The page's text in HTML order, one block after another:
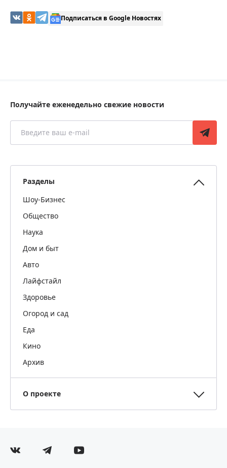
Подписаться в Google Новостях
Получайте еженедельно свежие новости
Разделы
Шоу-Бизнес
Общество
Наука
Дом и быт
Авто
Лайфстайл
Здоровье
Огород и сад
Еда
Кино
Архив
О проекте